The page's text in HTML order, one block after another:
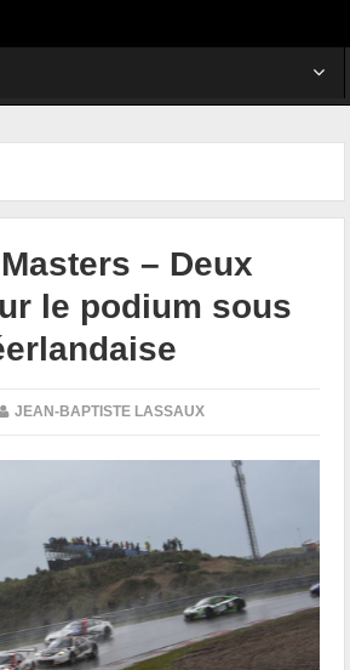
– Deux
le podium sous
JEAN-BAPTISTE LASSAUX